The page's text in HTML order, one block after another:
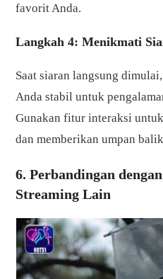
favorit Anda.
Langkah 4: Menikmati
Saat siaran langsung
Anda stabil untuk
Gunakan fitur interaksi
dan memberikan umpan
6. Perbandingan
Streaming Lain